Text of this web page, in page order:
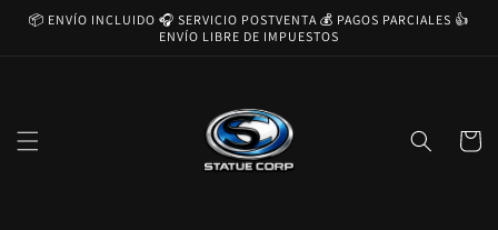
directamente
📦 ENVÍO INCLUIDO 🎧 SERVICIO POSTVENTA 💰 PAGOS PARCIALES 👍
ENVÍO LIBRE DE IMPUESTOS
Carrito